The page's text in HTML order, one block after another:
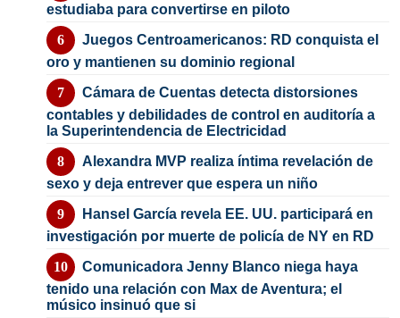
estudiaba para convertirse en piloto
Juegos Centroamericanos: RD conquista el
oro y mantienen su dominio regional
Cámara de Cuentas detecta distorsiones
contables y debilidades de control en auditoría a
la Superintendencia de Electricidad
Alexandra MVP realiza íntima revelación de
sexo y deja entrever que espera un niño
Hansel García revela EE. UU. participará en
investigación por muerte de policía de NY en RD
Comunicadora Jenny Blanco niega haya
tenido una relación con Max de Aventura; el
músico insinuó que si